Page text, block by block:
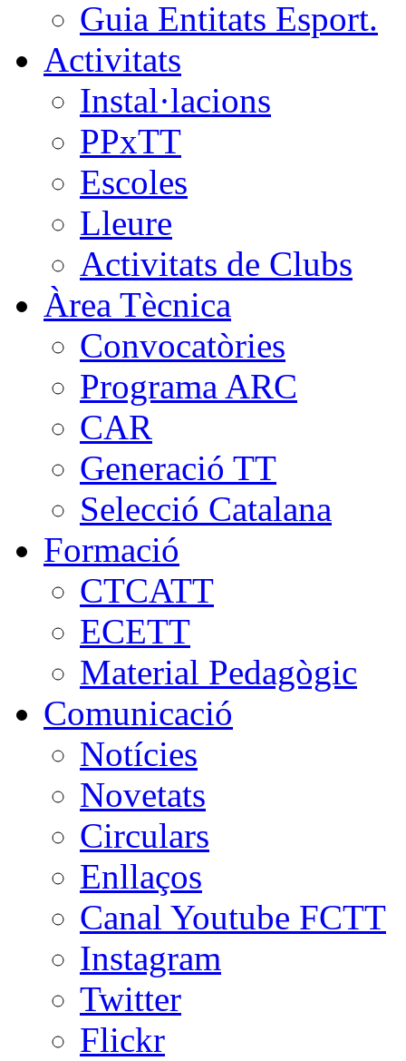
Guia Entitats Esport.
Activitats
Instal·lacions
PPxTT
Escoles
Lleure
Activitats de Clubs
Àrea Tècnica
Convocatòries
Programa ARC
CAR
Generació TT
Selecció Catalana
Formació
CTCATT
ECETT
Material Pedagògic
Comunicació
Notícies
Novetats
Circulars
Enllaços
Canal Youtube FCTT
Instagram
Twitter
Flickr